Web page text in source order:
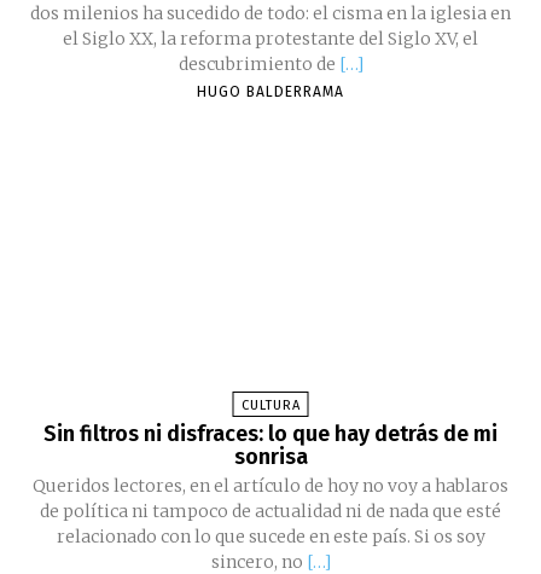
dos milenios ha sucedido de todo: el cisma en la iglesia en
el Siglo XX, la reforma protestante del Siglo XV, el
descubrimiento de […]
HUGO BALDERRAMA
CULTURA
Sin filtros ni disfraces: lo que hay detrás de mi
sonrisa
Queridos lectores, en el artículo de hoy no voy a hablaros
de política ni tampoco de actualidad ni de nada que esté
relacionado con lo que sucede en este país. Si os soy
sincero, no […]